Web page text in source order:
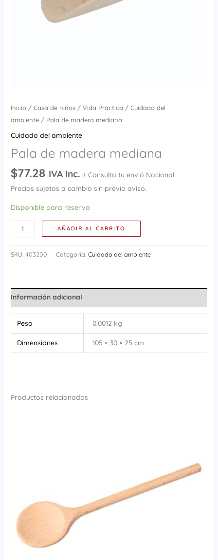
Inicio/ Casa de niños/ Vida Práctica / Cuidado del
ambiente/ Pala de madera mediana
Cuidado del ambiente
Pala de madera mediana
$77.28 IVA Inc. + Consulta tu envió Nacional
Precios sujetos a cambio sin previo aviso.
Disponible para reserva
AÑADIR AL CARRITO
SKU: 403200 Categoría: Cuidado del ambiente
Información adicional
Peso 0.0012 kg
Dimensiones 105 × 30 × 25 cm
Productos relacionados